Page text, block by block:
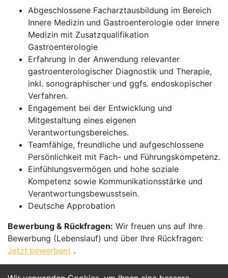
Abgeschlossene Facharztausbildung im Bereich
Innere Medizin und Gastroenterologie oder Innere
Medizin mit Zusatzqualifikation
Gastroenterologie
Erfahrung in der Anwendung relevanter
gastroenterologischer Diagnostik und Therapie,
inkl. sonographischer und ggfs. endoskopischer
Verfahren.
Engagement bei der Entwicklung und
Mitgestaltung eines eigenen
Verantwortungsbereiches.
Teamfähige, freundliche und aufgeschlossene
Persönlichkeit mit Fach- und Führungskompetenz.
Einfühlungsvermögen und hohe soziale
Kompetenz sowie Kommunikationsstärke und
Verantwortungsbewusstsein.
Deutsche Approbation
Bewerbung & Rückfragen: Wir freuen uns auf Ihre
Bewerbung (Lebenslauf) und über Ihre Rückfragen:
Jetzt bewerben! .